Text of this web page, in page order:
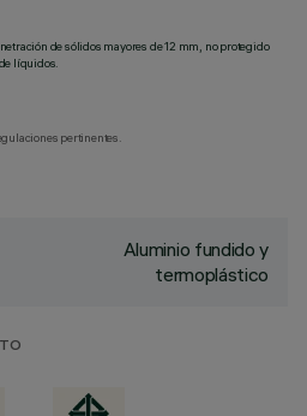
de sólidos mayores de 12 mm, no protegido
líquidos.
pertinentes.
Aluminio fundido y
termoplástico